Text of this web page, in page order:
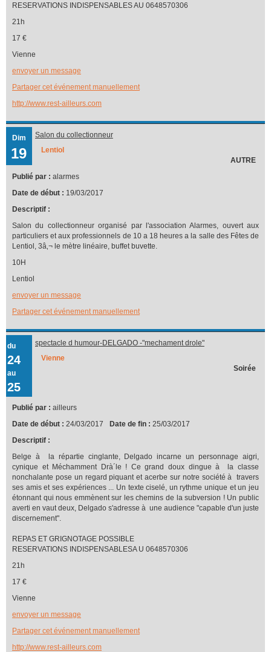
RESERVATIONS INDISPENSABLES AU 0648570306
21h
17 €
Vienne
envoyer un message
Partager cet événement manuellement
http://www.rest-ailleurs.com
Dim
19
Salon du collectionneur
Lentiol
AUTRE
Publié par : alarmes
Date de début : 19/03/2017
Descriptif :
Salon du collectionneur organisé par l'association Alarmes, ouvert aux
particuliers et aux professionnels de 10 a 18 heures a la salle des Fêtes de
Lentiol, 3â‚¬ le mètre linéaire, buffet buvette.
10H
Lentiol
envoyer un message
Partager cet événement manuellement
du
24
au
25
spectacle d humour-DELGADO -"mechament drole"
Vienne
Soirée
Publié par : ailleurs
Date de début : 24/03/2017 Date de fin : 25/03/2017
Descriptif :
Belge à la répartie cinglante, Delgado incarne un personnage aigri,
cynique et Méchamment Drà´le ! Ce grand doux dingue à la classe
nonchalante pose un regard piquant et acerbe sur notre société à travers
ses amis et ses expériences ... Un texte ciselé, un rythme unique et un jeu
étonnant qui nous emmènent sur les chemins de la subversion ! Un public
averti en vaut deux, Delgado s'adresse à une audience "capable d'un juste
discernement".
REPAS ET GRIGNOTAGE POSSIBLE
RESERVATIONS INDISPENSABLESA U 0648570306
21h
17 €
Vienne
envoyer un message
Partager cet événement manuellement
http://www.rest-ailleurs.com